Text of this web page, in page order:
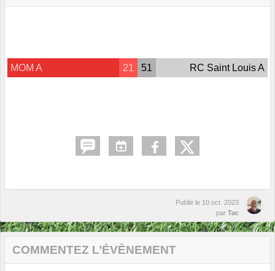
MOM A 21 51 RC Saint Louis A
Publié le 10 oct. 2023
par Tac
COMMENTEZ L’ÉVÈNEMENT